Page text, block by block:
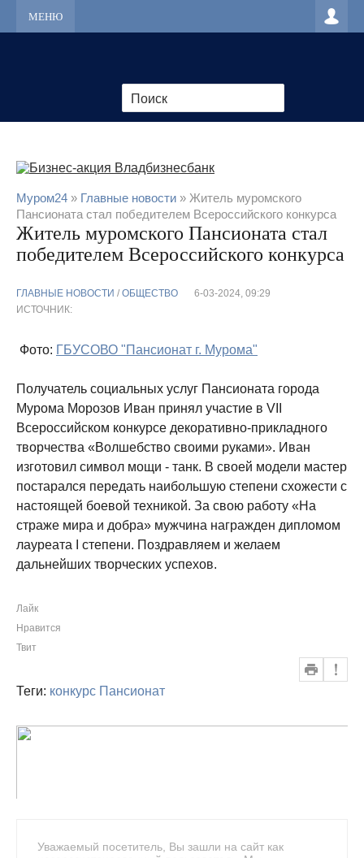
МЕНЮ
Муром24 » Главные новости » Житель муромского
Пансионата стал победителем Всероссийского конкурса
Житель муромского Пансионата стал
победителем Всероссийского конкурса
ГЛАВНЫЕ НОВОСТИ / ОБЩЕСТВО
6-03-2024, 09:29
ИСТОЧНИК:
Фото: ГБУСОВО "Пансионат г. Мурома"
Получатель социальных услуг Пансионата города
Мурома Морозов Иван принял участие в VII
Всероссийском конкурсе декоративно-прикладного
творчества «Волшебство своими руками». Иван
изготовил символ мощи - танк. В своей модели мастер
постарался передать наибольшую степени схожести с
настоящей боевой техникой. За свою работу «На
страже мира и добра» мужчина награжден дипломом
лауреата I степени. Поздравляем и желаем
дальнейших творческих успехов.
Лайк
Нравится
Твит
Теги: конкурс Пансионат
Уважаемый посетитель, Вы зашли на сайт как